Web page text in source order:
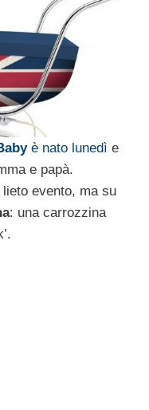
è nato lunedì e
e papà.
evento, ma su
: una carrozzina